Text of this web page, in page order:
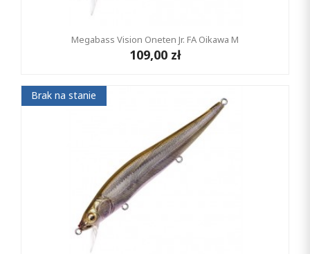
Megabass Vision Oneten Jr. FA Oikawa M
109,00 zł
Brak na stanie